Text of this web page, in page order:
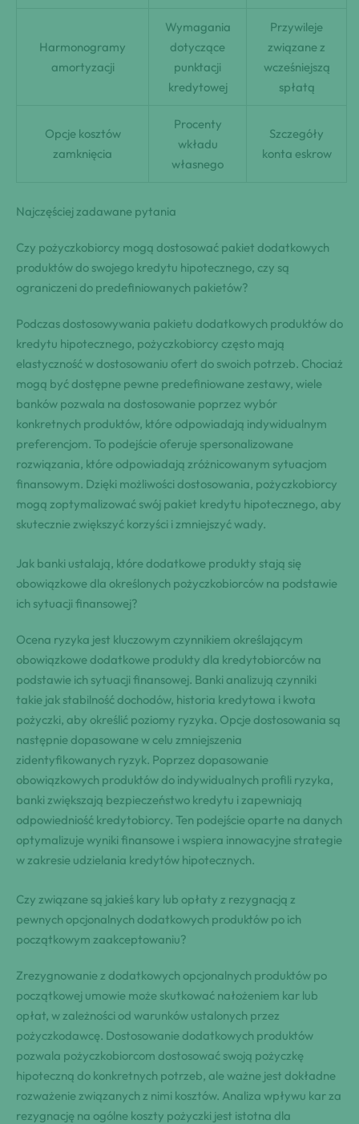
Harmonogramy
amortyzacji
Wymagania
dotyczące
punktacji
kredytowej
Przywileje
związane z
wcześniejszą
spłatą
Opcje kosztów
zamknięcia
Procenty
wkładu
własnego
Szczegóły
konta eskrow
Najczęściej zadawane pytania
Czy pożyczkobiorcy mogą dostosować pakiet dodatkowych
produktów do swojego kredytu hipotecznego, czy są
ograniczeni do predefiniowanych pakietów?
Podczas dostosowywania pakietu dodatkowych produktów do
kredytu hipotecznego, pożyczkobiorcy często mają
elastyczność w dostosowaniu ofert do swoich potrzeb. Chociaż
mogą być dostępne pewne predefiniowane zestawy, wiele
banków pozwala na dostosowanie poprzez wybór
konkretnych produktów, które odpowiadają indywidualnym
preferencjom. To podejście oferuje spersonalizowane
rozwiązania, które odpowiadają zróżnicowanym sytuacjom
finansowym. Dzięki możliwości dostosowania, pożyczkobiorcy
mogą zoptymalizować swój pakiet kredytu hipotecznego, aby
skutecznie zwiększyć korzyści i zmniejszyć wady.
Jak banki ustalają, które dodatkowe produkty stają się
obowiązkowe dla określonych pożyczkobiorców na podstawie
ich sytuacji finansowej?
Ocena ryzyka jest kluczowym czynnikiem określającym
obowiązkowe dodatkowe produkty dla kredytobiorców na
podstawie ich sytuacji finansowej. Banki analizują czynniki
takie jak stabilność dochodów, historia kredytowa i kwota
pożyczki, aby określić poziomy ryzyka. Opcje dostosowania są
następnie dopasowane w celu zmniejszenia
zidentyfikowanych ryzyk. Poprzez dopasowanie
obowiązkowych produktów do indywidualnych profili ryzyka,
banki zwiększają bezpieczeństwo kredytu i zapewniają
odpowiedniość kredytobiorcy. Ten podejście oparte na danych
optymalizuje wyniki finansowe i wspiera innowacyjne strategie
w zakresie udzielania kredytów hipotecznych.
Czy związane są jakieś kary lub opłaty z rezygnacją z
pewnych opcjonalnych dodatkowych produktów po ich
początkowym zaakceptowaniu?
Zrezygnowanie z dodatkowych opcjonalnych produktów po
początkowej umowie może skutkować nałożeniem kar lub
opłat, w zależności od warunków ustalonych przez
pożyczkodawcę. Dostosowanie dodatkowych produktów
pozwala pożyczkobiorcom dostosować swoją pożyczkę
hipoteczną do konkretnych potrzeb, ale ważne jest dokładne
rozważenie związanych z nimi kosztów. Analiza wpływu kar za
rezygnację na ogólne koszty pożyczki jest istotna dla